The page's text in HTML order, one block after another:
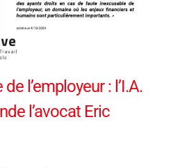
l’employeur : l’I.A.
l’avocat Eric